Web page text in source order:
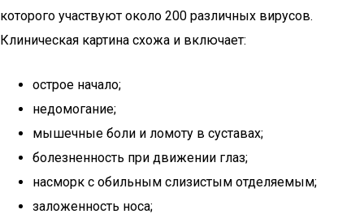
которого участвуют около 200 различных вирусов.
Клиническая картина схожа и включает:
острое начало;
недомогание;
мышечные боли и ломоту в суставах;
болезненность при движении глаз;
насморк с обильным слизистым отделяемым;
заложенность носа;